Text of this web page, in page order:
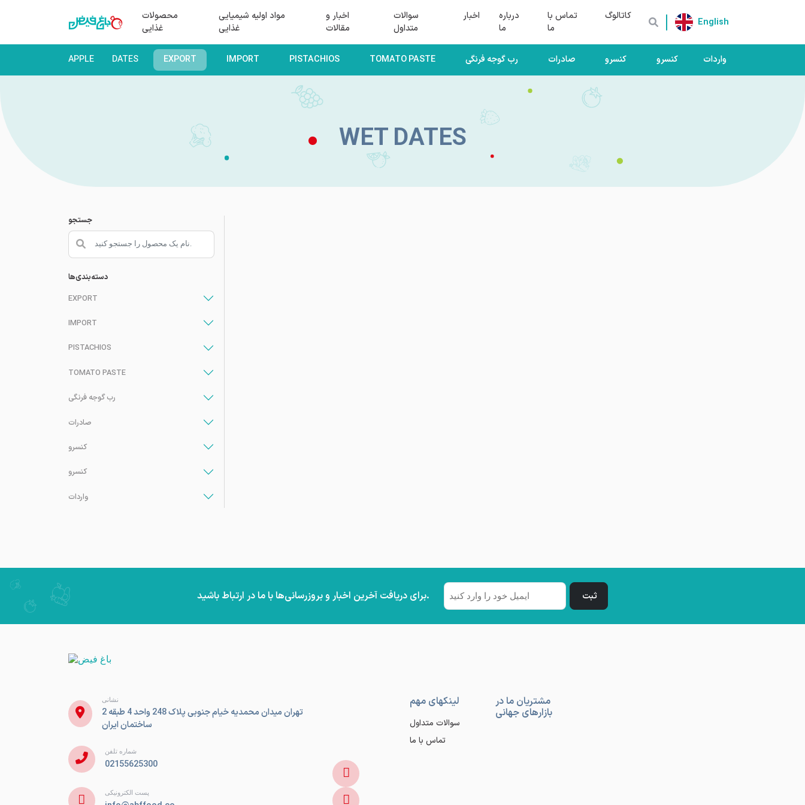
محصولات
غذایی
مواد اولیه شیمیایی
غذایی
اخبار و
مقالات
سوالات
متداول
اخبار
درباره
ما
تماس با
ما
کاتالوگ English
APPLE DATES EXPORT IMPORT PISTACHIOS TOMATO PASTE رب گوجه فرنگی صادرات کنسرو کنسرو واردات
WET DATES
جستجو
دسته‌بندی‌ها
EXPORT
IMPORT
PISTACHIOS
TOMATO PASTE
رب گوجه فرنگی
صادرات
کنسرو
کنسرو
واردات
برای دریافت آخرین اخبار و بروزرسانی‌ها با ما در ارتباط باشید.
ایمیل
(ضروری)
نشانی
تهران میدان محمدیه خیام جنوبی پلاک 248 واحد 4 طبقه 2
ساختمان ایران
شماره تلفن
02155625300
پست الکترونیکی
لینکهای مهم
سوالات متداول
تماس با ما
مشتریان ما در
بازار‌های جهانی